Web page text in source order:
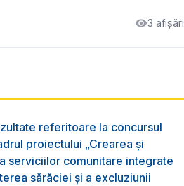
3 afișări
referitoare la concursul
proiectului „Crearea și
serviciilor comunitare integrate
sărăciei și a excluziunii